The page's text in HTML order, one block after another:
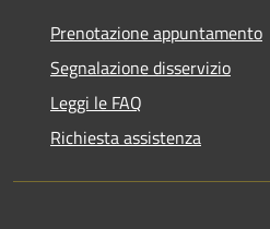
Prenotazione appuntamento
Segnalazione disservizio
Leggi le FAQ
Richiesta assistenza